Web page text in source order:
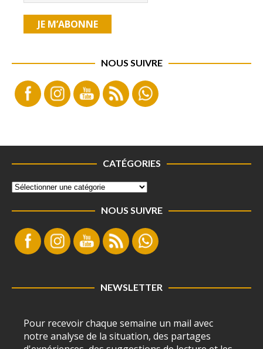
NOUS SUIVRE
CATÉGORIES
NOUS SUIVRE
NEWSLETTER
Pour recevoir chaque semaine un mail avec
notre analyse de la situation, des partages